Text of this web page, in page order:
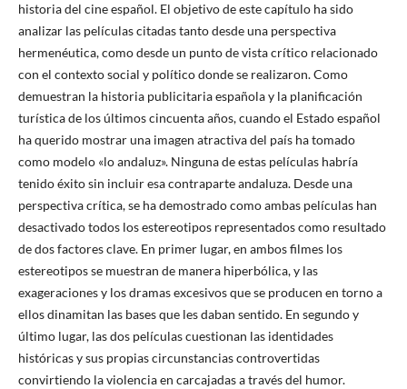
historia del cine español. El objetivo de este capítulo ha sido
analizar las películas citadas tanto desde una perspectiva
hermenéutica, como desde un punto de vista crítico relacionado
con el contexto social y político donde se realizaron. Como
demuestran la historia publicitaria española y la planificación
turística de los últimos cincuenta años, cuando el Estado español
ha querido mostrar una imagen atractiva del país ha tomado
como modelo «lo andaluz». Ninguna de estas películas habría
tenido éxito sin incluir esa contraparte andaluza. Desde una
perspectiva crítica, se ha demostrado como ambas películas han
desactivado todos los estereotipos representados como resultado
de dos factores clave. En primer lugar, en ambos filmes los
estereotipos se muestran de manera hiperbólica, y las
exageraciones y los dramas excesivos que se producen en torno a
ellos dinamitan las bases que les daban sentido. En segundo y
último lugar, las dos películas cuestionan las identidades
históricas y sus propias circunstancias controvertidas
convirtiendo la violencia en carcajadas a través del humor.